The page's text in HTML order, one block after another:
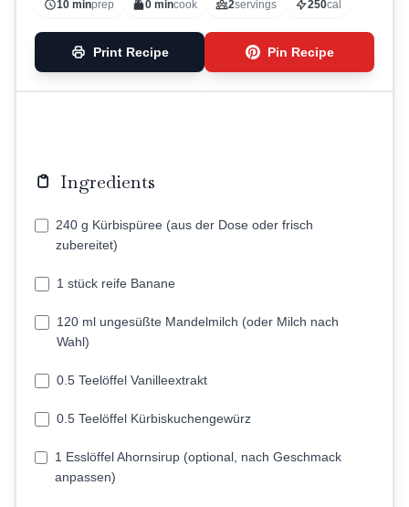
10 minprep 0 mincook 2servings 250cal
Print Recipe Pin Recipe
Ingredients
240 g Kürbispüree (aus der Dose oder frisch
zubereitet)
1 stück reife Banane
120 ml ungesüßte Mandelmilch (oder Milch nach
Wahl)
0.5 Teelöffel Vanilleextrakt
0.5 Teelöffel Kürbiskuchengewürz
1 Esslöffel Ahornsirup (optional, nach Geschmack
anpassen)